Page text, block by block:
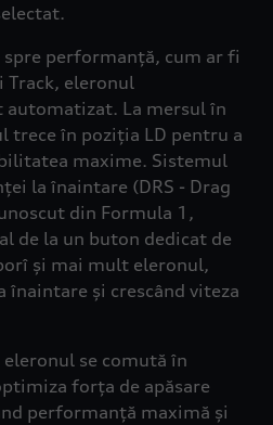
performanță, cum ar fi
Track, eleronul
La mersul în
trece în poziția LD pentru a
maxime. Sistemul
la înaintare (DRS - Drag
din Formula 1,
de la un buton dedicat de
și mai mult eleronul,
înaintare și crescând viteza
se comută în
forța de apăsare
performanță maximă și